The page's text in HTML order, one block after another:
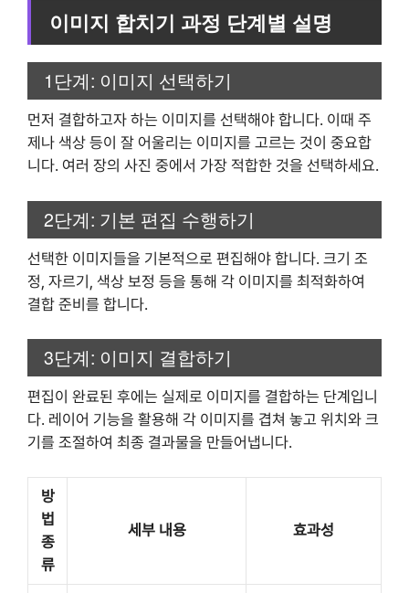
이미지 합치기 과정 단계별 설명
1단계: 이미지 선택하기
먼저 결합하고자 하는 이미지를 선택해야 합니다. 이때 주
제나 색상 등이 잘 어울리는 이미지를 고르는 것이 중요합
니다. 여러 장의 사진 중에서 가장 적합한 것을 선택하세요.
2단계: 기본 편집 수행하기
선택한 이미지들을 기본적으로 편집해야 합니다. 크기 조
정, 자르기, 색상 보정 등을 통해 각 이미지를 최적화하여
결합 준비를 합니다.
3단계: 이미지 결합하기
편집이 완료된 후에는 실제로 이미지를 결합하는 단계입니
다. 레이어 기능을 활용해 각 이미지를 겹쳐 놓고 위치와 크
기를 조절하여 최종 결과물을 만들어냅니다.
방
법
종
류
세부 내용 효과성